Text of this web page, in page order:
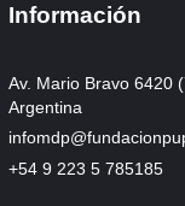
Información
Av. Mario Bravo 6420
Argentina
+54 9 223 5 785185